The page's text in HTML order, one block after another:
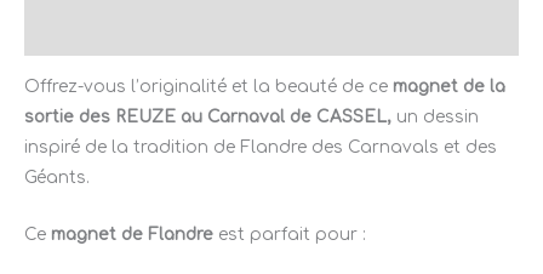
Offrez-vous l’originalité et la beauté de ce magnet de la
sortie des REUZE au Carnaval de CASSEL, un dessin
inspiré de la tradition de Flandre des Carnavals et des
Géants.
Ce magnet de Flandre est parfait pour :